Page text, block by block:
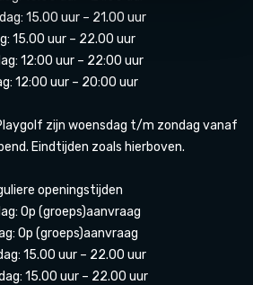
15.00 uur – 21.00 uur
15.00 uur – 22.00 uur
12:00 uur – 22:00 uur
12:00 uur – 20:00 uur
zijn woensdag t/m zondag vanaf
Eindtijden zoals hierboven.
openingstijden
Op (groeps)aanvraag
Op (groeps)aanvraag
15.00 uur – 22.00 uur
15.00 uur – 22.00 uur